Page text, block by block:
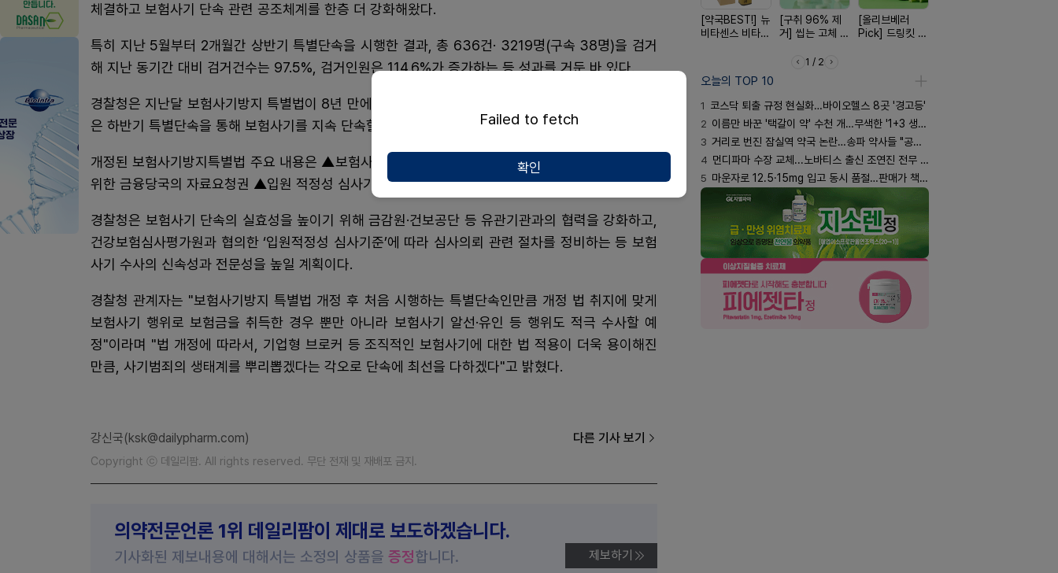
체결하고 보험사기 단속 관련 공조체계를 한층 더 강화해왔다.
특히 지난 5월부터 2개월간 상반기 특별단속을 시행한 결과, 총 636건· 3219명(구속 38명)을 검거
해 지난 동기간 대비 검거건수는 97.5%, 검거인원은 114.6%가 증가하는 등 성과를 거둔 바 있다.
경찰청은 지난달 보험사기방지 특별법이 8년 만에 첫 개정되는 등 관련 입법도 강화됨에 따라 경찰청
은 하반기 특별단속을 통해 보험사기를 지속 단속할 예정이다.
개정된 보험사기방지특별법 주요 내용은 ▲보험사기의 알선·유인 등 금지·처벌 ▲보험사기 조사 등을
위한 금융당국의 자료요청권 ▲입원 적정성 심사기준 마련 등이다.
경찰청은 보험사기 단속의 실효성을 높이기 위해 금감원·건보공단 등 유관기관과의 협력을 강화하고,
건강보험심사평가원과 협의한 ‘입원적정성 심사기준’에 따라 심사의뢰 관련 절차를 정비하는 등 보험
사기 수사의 신속성과 전문성을 높일 계획이다.
경찰청 관계자는 "보험사기방지 특별법 개정 후 처음 시행하는 특별단속인만큼 개정 법 취지에 맞게
보험사기 행위로 보험금을 취득한 경우 뿐만 아니라 보험사기 알선·유인 등 행위도 적극 수사할 예
정"이라며 "법 개정에 따라서, 기업형 브로커 등 조직적인 보험사기에 대한 법 적용이 더욱 용이해진
만큼, 사기범죄의 생태계를 뿌리뽑겠다는 각오로 단속에 최선을 다하겠다"고 밝혔다.
강신국(ksk@dailypharm.com) 다른 기사 보기
Copyright ⓒ 데일리팜. All rights reserved. 무단 전재 및 재배포 금지.
의약전문언론 1위 데일리팜이 제대로 보도하겠습니다.
기사화된 제보내용에 대해서는 소정의 상품을 증정합니다. 제보하기
[약국BEST!] 뉴
비타센스 비타민
[구취 96% 제
거] 씹는 고체 가
[올리브베러
Pick] 드링킷 건
1 / 2
오늘의 TOP 10
1 코스닥 퇴출 규정 현실화…바이오헬스 8곳 '경고등'
2 이름만 바꾼 '택갈이 약' 수천 개…무색한 '1+3 생동'
3 거리로 번진 잠실역 약국 논란…송파 약사들 "공공성 훼손"
4 먼디파마 수장 교체...노바티스 출신 조연진 전무 내정
5 마운자로 12.5·15mg 입고 동시 품절…판매가 책정 고심
Failed to fetch
확인